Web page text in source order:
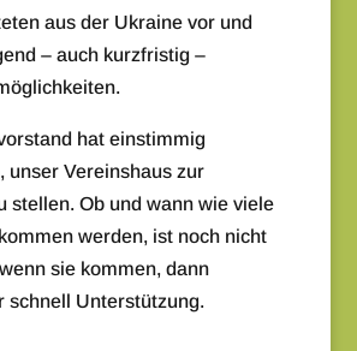
aus der Ukraine vor und
– auch kurzfristig –
hat einstimmig
unser Vereinshaus zur
stellen. Ob und wann wie viele
werden, ist noch nicht
sie kommen, dann
schnell Unterstützung.